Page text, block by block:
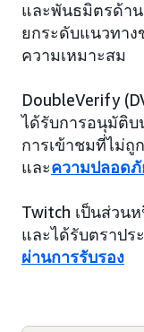
และพันธมิตรด้า
ยกระดับแนวทาง
ความเหมาะสม
DoubleVerify
ได้รับการอนุมัติบ
การเข้าชมที่ไม่ถู
และความปลอด
Twitch เป็นส่วน
และได้รับตราปร
ผ่านการรับรอง